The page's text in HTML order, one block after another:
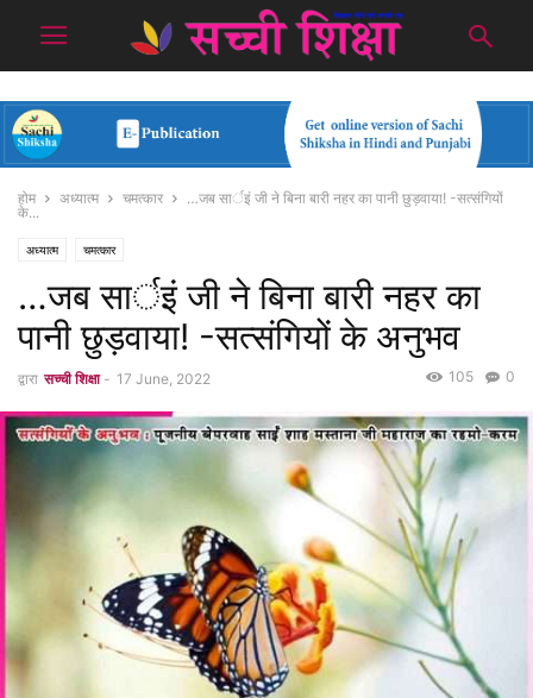
होम अध्यात्म चमत्कार
…जब सार्इं जी ने बिना बारी नहर का पानी छुड़वाया! -सत्संगियों
के...
अध्यात्म चमत्कार
…जब सार्इं जी ने बिना बारी नहर का
पानी छुड़वाया! -सत्संगियों के अनुभव
द्वारा सच्ची शिक्षा - 17 June, 2022 0
105